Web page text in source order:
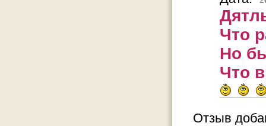
Что
Но
Что
Отзыв